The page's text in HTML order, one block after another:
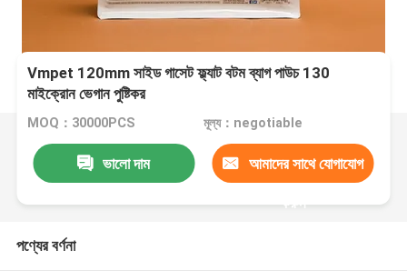
Vmpet 120mm সাইড গাসেট ফ্ল্যাট বটম ব্যাগ পাউচ 130
মাইক্রোন ভেগান পুষ্টিকর
MOQ：30000PCS মূল্য：negotiable
ভালো দাম আমাদের সাথে যোগাযোগ
করুন
পণ্যের বর্ণনা